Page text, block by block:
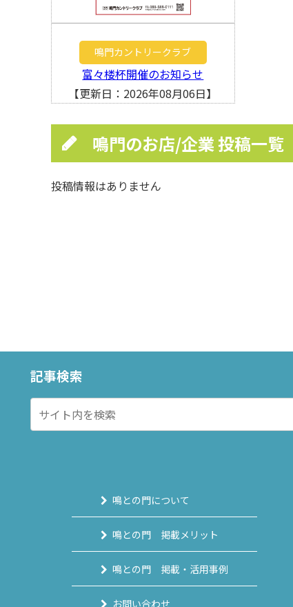
鳴門カントリークラブ
富々楼杯開催のお知らせ
【更新日：2026年08月06日】
鳴門のお店/企業 投稿一覧
投稿情報はありません
記事検索
鳴との門について
鳴との門 掲載メリット
鳴との門 掲載・活用事例
お問い合わせ